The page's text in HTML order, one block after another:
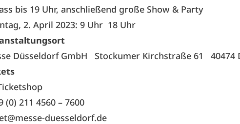
bis 19 Uhr, anschließend große Show & Party
2. April 2023: 9 Uhr 18 Uhr
Düsseldorf GmbH Stockumer Kirchstraße 61 40474
(0) 211 4560 – 7600
duesseldorf.de